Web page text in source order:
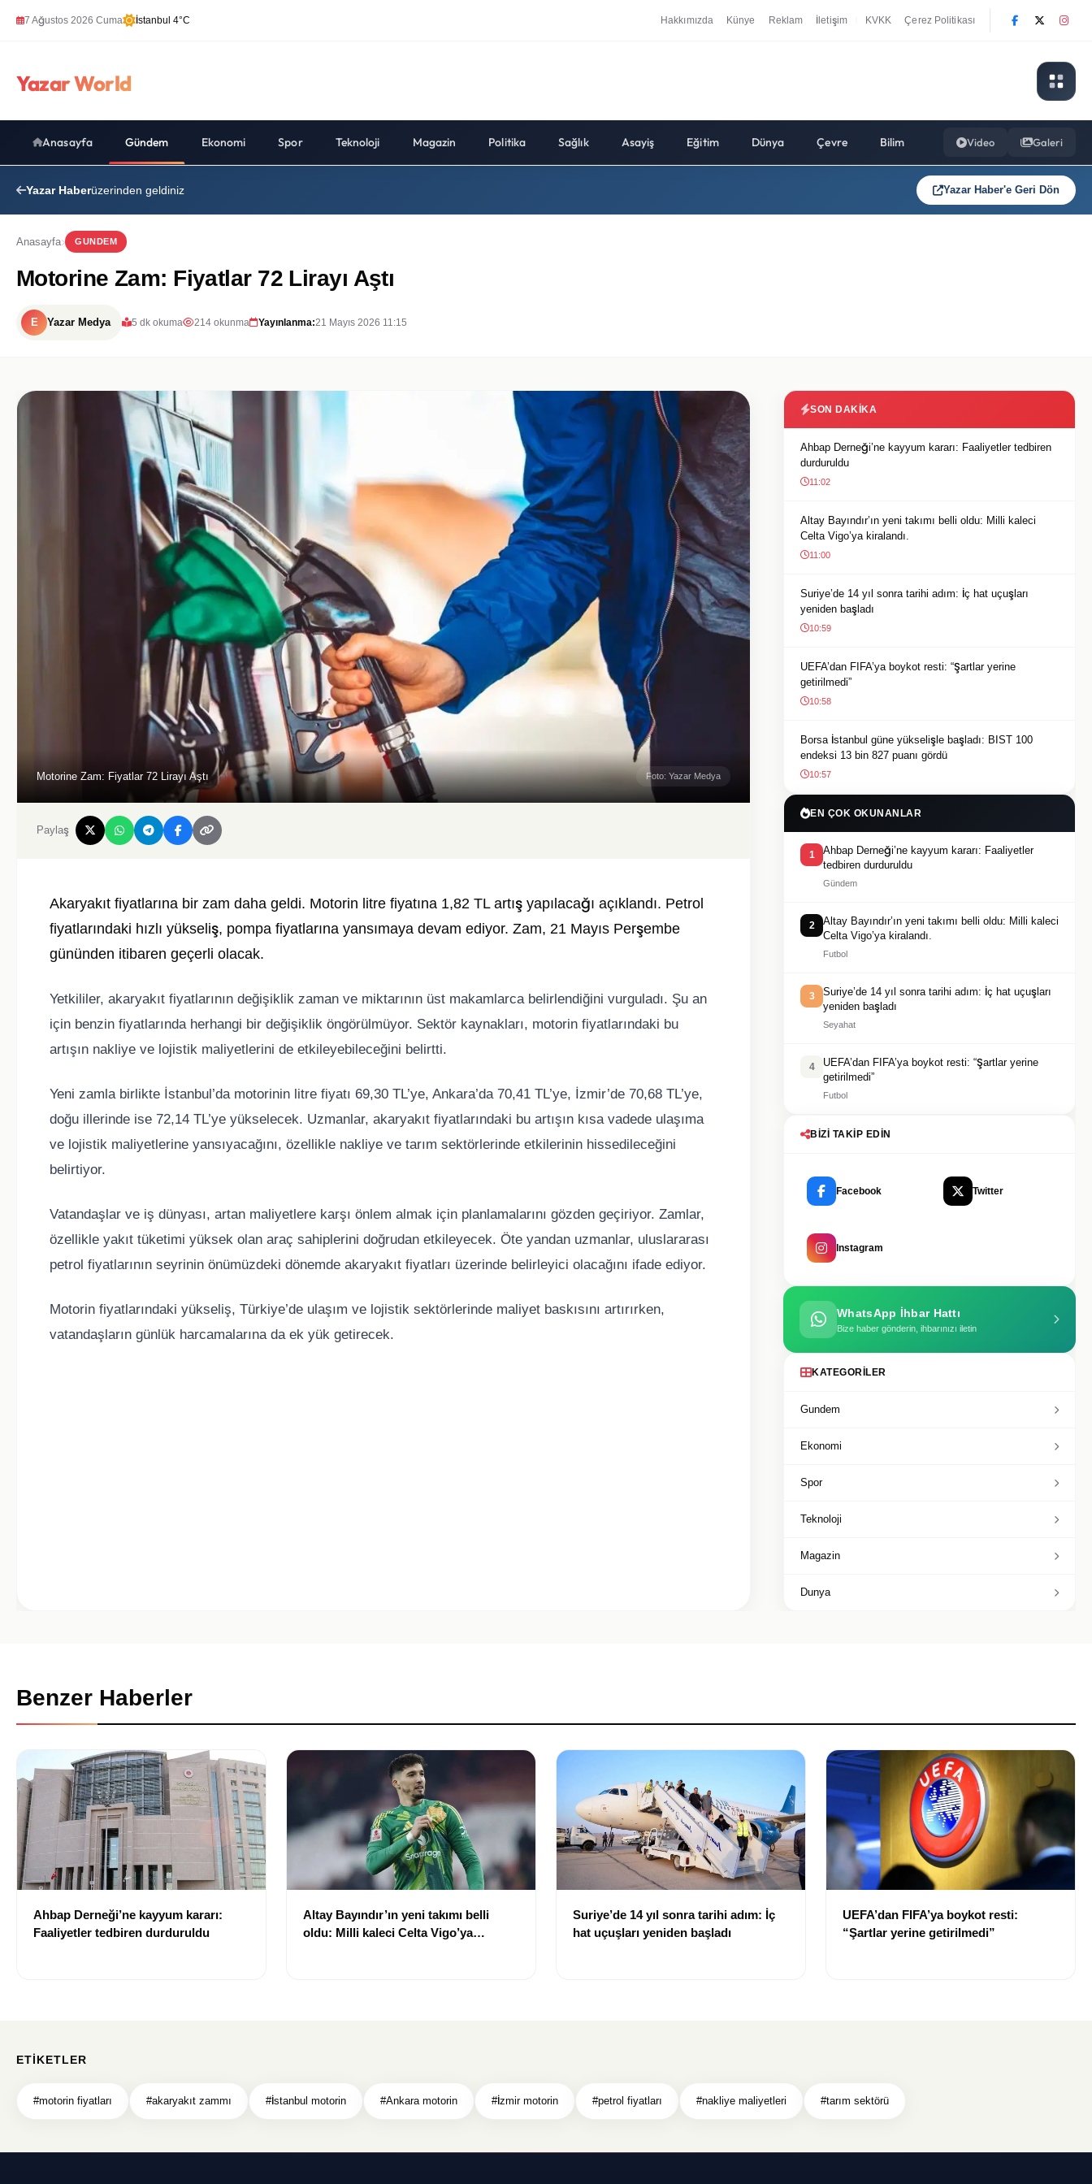
7 Ağustos 2026 Cuma İstanbul 4°C Hakkımızda Künye Reklam İletişim KVKK Çerez Politikası
Yazar World
Anasayfa Gündem Ekonomi Spor Teknoloji Magazin Politika Sağlık Asayiş Eğitim Dünya Çevre Bilim Video Galeri
Yazar Haberüzerinden geldiniz Yazar Haber'e Geri Dön
Anasayfa GUNDEM
Motorine Zam: Fiyatlar 72 Lirayı Aştı
E Yazar Medya 5 dk okuma 214 okunma Yayınlanma:21 Mayıs 2026 11:15
Motorine Zam: Fiyatlar 72 Lirayı Aştı Foto: Yazar Medya
Paylaş
Akaryakıt fiyatlarına bir zam daha geldi. Motorin litre fiyatına 1,82 TL artış yapılacağı açıklandı. Petrol
fiyatlarındaki hızlı yükseliş, pompa fiyatlarına yansımaya devam ediyor. Zam, 21 Mayıs Perşembe
gününden itibaren geçerli olacak.
Yetkililer, akaryakıt fiyatlarının değişiklik zaman ve miktarının üst makamlarca belirlendiğini vurguladı. Şu an
için benzin fiyatlarında herhangi bir değişiklik öngörülmüyor. Sektör kaynakları, motorin fiyatlarındaki bu
artışın nakliye ve lojistik maliyetlerini de etkileyebileceğini belirtti.
Yeni zamla birlikte İstanbul’da motorinin litre fiyatı 69,30 TL’ye, Ankara’da 70,41 TL’ye, İzmir’de 70,68 TL’ye,
doğu illerinde ise 72,14 TL’ye yükselecek. Uzmanlar, akaryakıt fiyatlarındaki bu artışın kısa vadede ulaşıma
ve lojistik maliyetlerine yansıyacağını, özellikle nakliye ve tarım sektörlerinde etkilerinin hissedileceğini
belirtiyor.
Vatandaşlar ve iş dünyası, artan maliyetlere karşı önlem almak için planlamalarını gözden geçiriyor. Zamlar,
özellikle yakıt tüketimi yüksek olan araç sahiplerini doğrudan etkileyecek. Öte yandan uzmanlar, uluslararası
petrol fiyatlarının seyrinin önümüzdeki dönemde akaryakıt fiyatları üzerinde belirleyici olacağını ifade ediyor.
Motorin fiyatlarındaki yükseliş, Türkiye’de ulaşım ve lojistik sektörlerinde maliyet baskısını artırırken,
vatandaşların günlük harcamalarına da ek yük getirecek.
SON DAKIKA
Ahbap Derneği’ne kayyum kararı: Faaliyetler tedbiren
durduruldu
11:02
Altay Bayındır’ın yeni takımı belli oldu: Milli kaleci
Celta Vigo’ya kiralandı.
11:00
Suriye’de 14 yıl sonra tarihi adım: İç hat uçuşları
yeniden başladı
10:59
UEFA’dan FIFA’ya boykot resti: “Şartlar yerine
getirilmedi”
10:58
Borsa İstanbul güne yükselişle başladı: BIST 100
endeksi 13 bin 827 puanı gördü
10:57
EN ÇOK OKUNANLAR
1
Ahbap Derneği’ne kayyum kararı: Faaliyetler
tedbiren durduruldu
Gündem
2
Altay Bayındır’ın yeni takımı belli oldu: Milli kaleci
Celta Vigo’ya kiralandı.
Futbol
3
Suriye’de 14 yıl sonra tarihi adım: İç hat uçuşları
yeniden başladı
Seyahat
4
UEFA’dan FIFA’ya boykot resti: “Şartlar yerine
getirilmedi”
Futbol
BIZI TAKIP EDIN
Facebook Twitter
Instagram
WhatsApp İhbar Hattı
Bize haber gönderin, ihbarınızı iletin
KATEGORILER
Gundem
Ekonomi
Spor
Teknoloji
Magazin
Dunya
Benzer Haberler
Ahbap Derneği’ne kayyum kararı:
Faaliyetler tedbiren durduruldu
Altay Bayındır’ın yeni takımı belli
oldu: Milli kaleci Celta Vigo’ya
Suriye’de 14 yıl sonra tarihi adım: İç
hat uçuşları yeniden başladı
UEFA’dan FIFA’ya boykot resti:
“Şartlar yerine getirilmedi”
ETIKETLER
#motorin fiyatları #akaryakıt zammı #İstanbul motorin #Ankara motorin #İzmir motorin #petrol fiyatları #nakliye maliyetleri #tarım sektörü